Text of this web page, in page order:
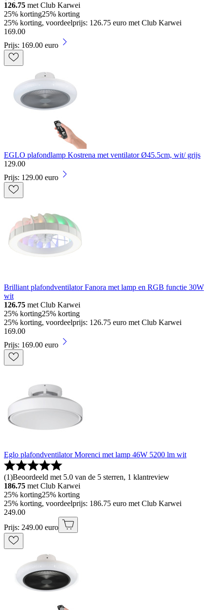
126.75 met Club Karwei
25% korting25% korting
25% korting, voordeelprijs: 126.75 euro met Club Karwei
169.00
Prijs: 169.00 euro
EGLO plafondlamp Kostrena met ventilator Ø45.5cm, wit/ grijs
129.00
Prijs: 129.00 euro
Brilliant plafondventilator Fanora met lamp en RGB functie 30W
wit
126.75 met Club Karwei
25% korting25% korting
25% korting, voordeelprijs: 126.75 euro met Club Karwei
169.00
Prijs: 169.00 euro
Eglo plafondventilator Morenci met lamp 46W 5200 lm wit
(1)Beoordeeld met 5.0 van de 5 sterren, 1 klantreview
186.75 met Club Karwei
25% korting25% korting
25% korting, voordeelprijs: 186.75 euro met Club Karwei
249.00
Prijs: 249.00 euro